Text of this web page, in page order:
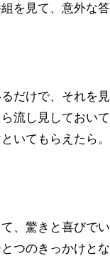
を見て、意外な
だけで、それを
流し見しておいて
いてもらえたら。
、驚きと喜びで
つのきっかけと